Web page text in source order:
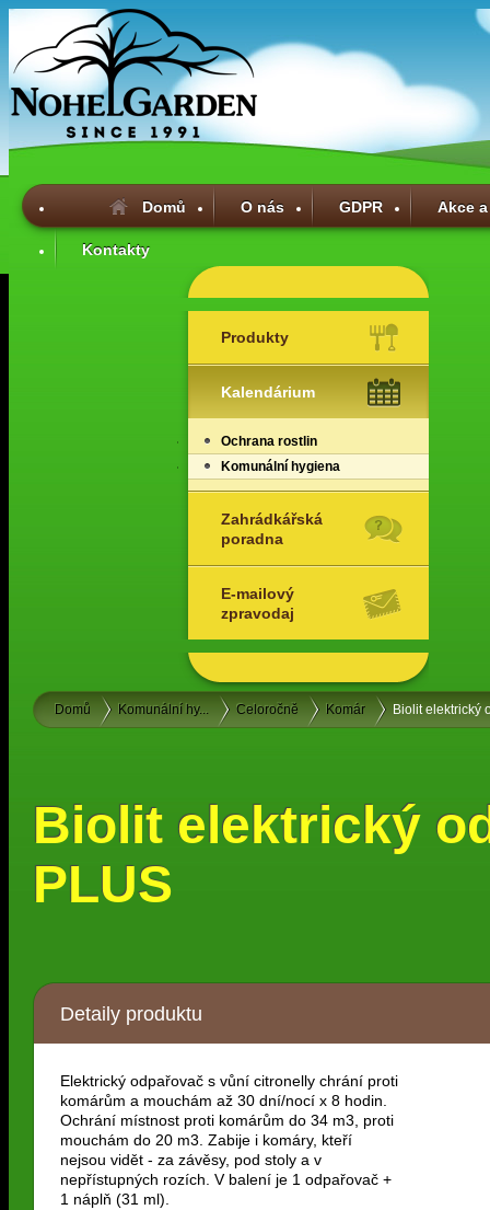
Domů O nás GDPR Akce
Kontakty
Produkty
Kalendárium
Ochrana rostlin
Komunální hygiena
Zahrádkářská
poradna
E-mailový
zpravodaj
Domů Komunální hy... Celoročně Komár Biolit elektrický
Biolit elektrický
PLUS
Detaily produktu
Elektrický odpařovač s vůní citronelly chrání proti
komárům a mouchám až 30 dní/nocí x 8 hodin.
Ochrání místnost proti komárům do 34 m3, proti
mouchám do 20 m3. Zabije i komáry, kteří
nejsou vidět - za závěsy, pod stoly a v
nepřístupných rozích. V balení je 1 odpařovač +
1 náplň (31 ml).